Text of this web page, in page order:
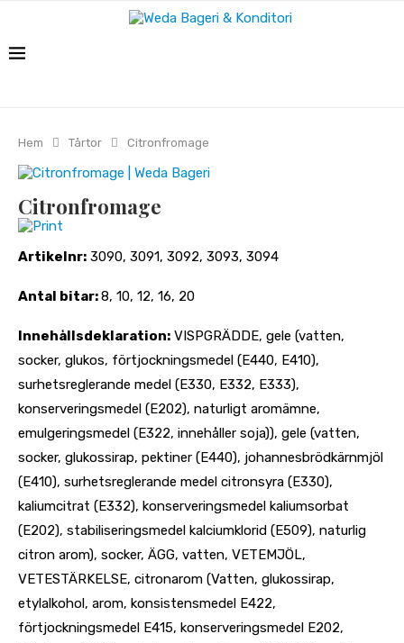
Hem Tårtor Citronfromage
Citronfromage
Print
Artikelnr: 3090, 3091, 3092, 3093, 3094
Antal bitar:8, 10, 12, 16, 20
Innehållsdeklaration: VISPGRÄDDE, gele (vatten,
socker, glukos, förtjockningsmedel (E440, E410),
surhetsreglerande medel (E330, E332, E333),
konserveringsmedel (E202), naturligt aromämne,
emulgeringsmedel (E322, innehåller soja)), gele (vatten,
socker, glukossirap, pektiner (E440), johannesbrödkärnmjöl
(E410), surhetsreglerande medel citronsyra (E330),
kaliumcitrat (E332), konserveringsmedel kaliumsorbat
(E202), stabiliseringsmedel kalciumklorid (E509), naturlig
citron arom), socker, ÄGG, vatten, VETEMJÖL,
VETESTÄRKELSE, citronarom (Vatten, glukossirap,
etylalkohol, arom, konsistensmedel E422,
förtjockningsmedel E415, konserveringsmedel E202,